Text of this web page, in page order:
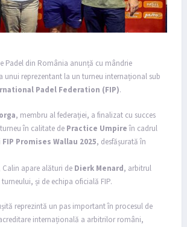
Padel din România anunță cu mândrie
unui reprezentant la un turneu internațional sub
Padel Federation (FIP).
, membru al federației, a finalizat cu succes
în calitate de Practice Umpireîn cadrul
FIP Promises Wallau 2025, desfășurată în
apare alături de Dierk Menard, arbitrul
și de echipa oficială FIP.
reprezintă un pas important în procesul de
internațională a arbitrilor români,